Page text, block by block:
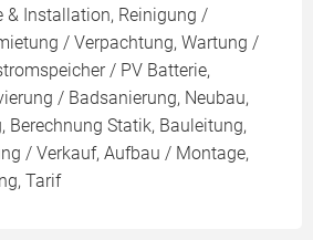
& Installation, Reinigung /
/ Verpachtung, Wartung /
/ PV Batterie,
/ Badsanierung, Neubau,
Berechnung Statik, Bauleitung,
/ Verkauf, Aufbau / Montage,
Tarif